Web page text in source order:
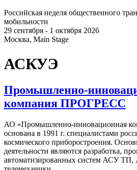
Российская неделя общественного
мобильности
29 сентября - 1 октября 2026
Москва, Main Stage
АСКУЭ
Промышленно-
компания ПРОГРЕСС
АО «Промышленно-инновационная
основана в 1991 г. специалистами
космического приборостроения.
деятельности являются разработка,
автоматизированных систем АСУ